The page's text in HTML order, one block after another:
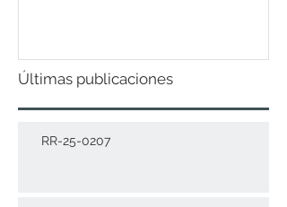
Últimas publicaciones
RR-25-0207